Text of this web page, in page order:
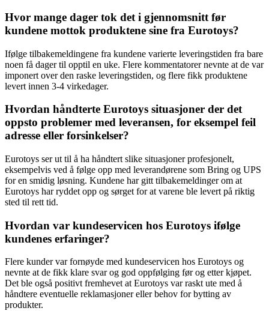
Hvor mange dager tok det i gjennomsnitt før
kundene mottok produktene sine fra Eurotoys?
Ifølge tilbakemeldingene fra kundene varierte leveringstiden fra bare
noen få dager til opptil en uke. Flere kommentatorer nevnte at de var
imponert over den raske leveringstiden, og flere fikk produktene
levert innen 3-4 virkedager.
Hvordan håndterte Eurotoys situasjoner der det
oppsto problemer med leveransen, for eksempel feil
adresse eller forsinkelser?
Eurotoys ser ut til å ha håndtert slike situasjoner profesjonelt,
eksempelvis ved å følge opp med leverandørene som Bring og UPS
for en smidig løsning. Kundene har gitt tilbakemeldinger om at
Eurotoys har ryddet opp og sørget for at varene ble levert på riktig
sted til rett tid.
Hvordan var kundeservicen hos Eurotoys ifølge
kundenes erfaringer?
Flere kunder var fornøyde med kundeservicen hos Eurotoys og
nevnte at de fikk klare svar og god oppfølging før og etter kjøpet.
Det ble også positivt fremhevet at Eurotoys var raskt ute med å
håndtere eventuelle reklamasjoner eller behov for bytting av
produkter.